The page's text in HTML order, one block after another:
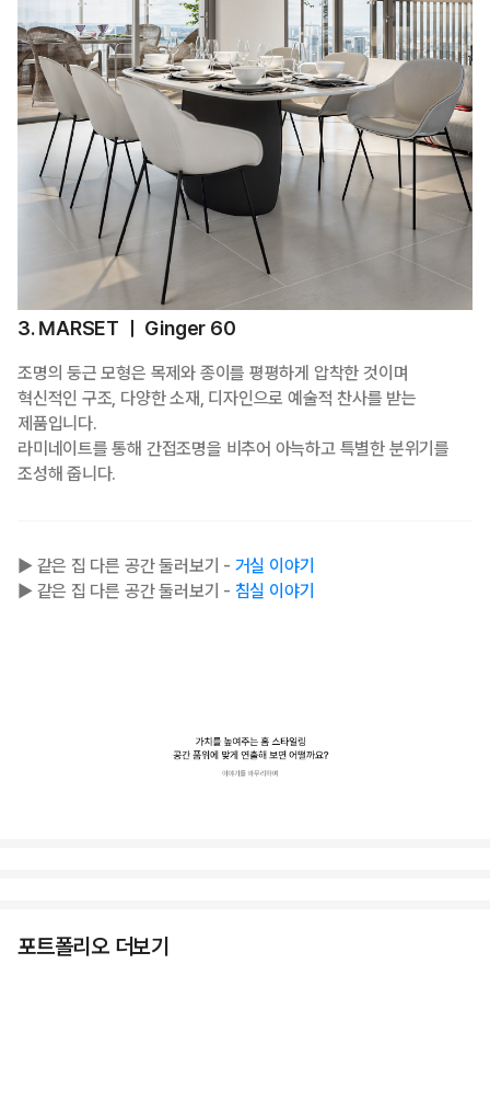
3. MARSET ㅣ Ginger 60
조명의 둥근 모형은 목제와 종이를 평평하게 압착한 것이며
혁신적인 구조, 다양한 소재, 디자인으로 예술적 찬사를 받는
제품입니다.
라미네이트를 통해 간접조명을 비추어 아늑하고 특별한 분위기를
조성해 줍니다.
▶ 같은 집 다른 공간 둘러보기 - 거실 이야기
▶ 같은 집 다른 공간 둘러보기 - 침실 이야기
포트폴리오 더보기